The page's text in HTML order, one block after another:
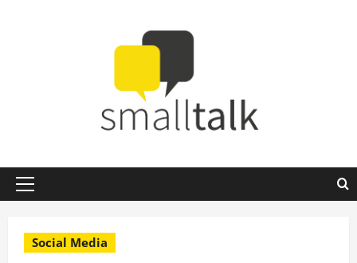
Primäres
Social Media